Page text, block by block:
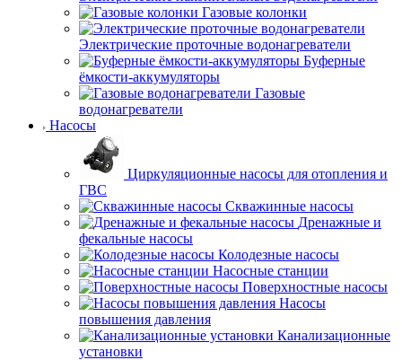
Газовые колонки
Электрические проточные водонагреватели
Буферные
ёмкости-аккумуляторы
Газовые
водонагреватели
Насосы
Циркуляционные насосы для отопления и
ГВС
Скважинные насосы
Дренажные и
фекальные насосы
Колодезные насосы
Насосные станции
Поверхностные насосы
Насосы
повышения давления
Канализационные
установки